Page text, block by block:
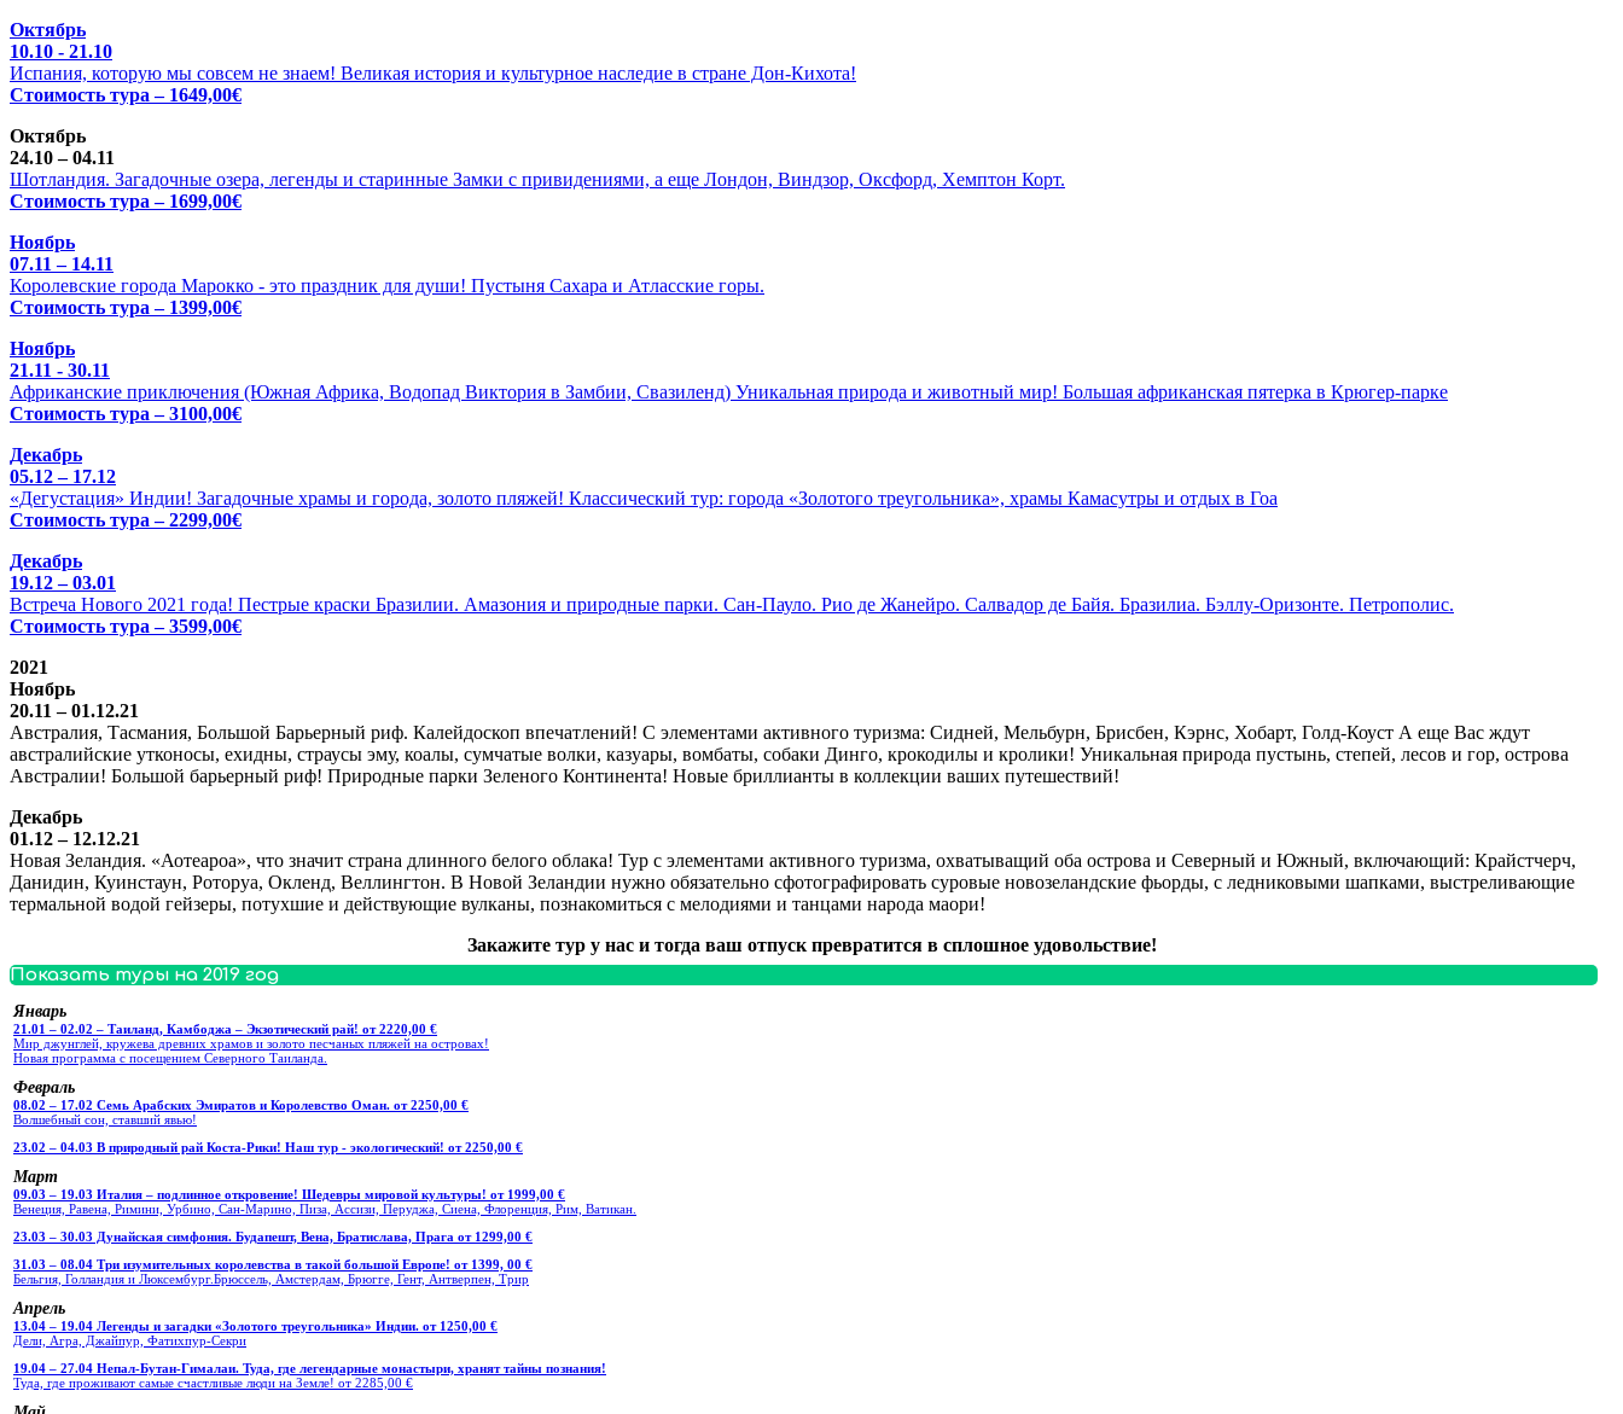
Октябрь
10.10 - 21.10
Испания, которую мы совсем не знаем! Великая история и культурное наследие в стране Дон-Кихота!
Стоимость тура – 1649,00€
Октябрь
24.10 – 04.11
Шотландия. Загадочные озера, легенды и старинные Замки с привидениями, а еще Лондон, Виндзор, Оксфорд, Хемптон Корт.
Стоимость тура – 1699,00€
Ноябрь
07.11 – 14.11
Королевские города Марокко - это праздник для души! Пустыня Сахара и Атласские горы.
Стоимость тура – 1399,00€
Ноябрь
21.11 - 30.11
Африканские приключения (Южная Африка, Водопад Виктория в Замбии, Свазиленд) Уникальная природа и животный мир! Большая африканская пятерка в Крюгер-парке
Стоимость тура – 3100,00€
Декабрь
05.12 – 17.12
«Дегустация» Индии! Загадочные храмы и города, золото пляжей! Классический тур: города «Золотого треугольника», храмы Камасутры и отдых в Гоа
Стоимость тура – 2299,00€
Декабрь
19.12 – 03.01
Встреча Нового 2021 года! Пестрые краски Бразилии. Амазония и природные парки. Сан-Пауло. Рио де Жанейро. Салвадор де Байя. Бразилиа. Бэллу-Оризонте. Петрополис.
Стоимость тура – 3599,00€
2021
Ноябрь
20.11 – 01.12.21
Австралия, Тасмания, Большой Барьерный риф. Калейдоскоп впечатлений! С элементами активного туризма: Сидней, Мельбурн, Брисбен, Кэрнс, Хобарт, Голд-Коуст А еще Вас ждут
австралийские утконосы, ехидны, страусы эму, коалы, сумчатые волки, казуары, вомбаты, собаки Динго, крокодилы и кролики! Уникальная природа пустынь, степей, лесов и гор, острова
Австралии! Большой барьерный риф! Природные парки Зеленого Континента! Новые бриллианты в коллекции ваших путешествий!
Декабрь
01.12 – 12.12.21
Новая Зеландия. «Аотеароа», что значит страна длинного белого облака! Тур с элементами активного туризма, охватыващий оба острова и Северный и Южный, включающий: Крайстчерч,
Данидин, Куинстаун, Роторуа, Окленд, Веллингтон. В Новой Зеландии нужно обязательно сфотографировать суровые новозеландские фьорды, с ледниковыми шапками, выстреливающие
термальной водой гейзеры, потухшие и действующие вулканы, познакомиться с мелодиями и танцами народа маори!
Закажите тур у нас и тогда ваш отпуск превратится в сплошное удовольствие!
Показать туры на 2019 год
Январь
21.01 – 02.02 – Таиланд, Камбоджа – Экзотический рай! от 2220,00 €
Мир джунглей, кружева древних храмов и золото песчаных пляжей на островах!
Новая программа с посещением Северного Таиланда.
Февраль
08.02 – 17.02 Семь Арабских Эмиратов и Королевство Оман. от 2250,00 €
Волшебный сон, ставший явью!
23.02 – 04.03 В природный рай Коста-Рики! Наш тур - экологический! от 2250,00 €
Март
09.03 – 19.03 Италия – подлинное откровение! Шедевры мировой культуры! от 1999,00 €
Венеция, Равена, Римини, Урбино, Сан-Марино, Пиза, Ассизи, Перуджа, Сиена, Флоренция, Рим, Ватикан.
23.03 – 30.03 Дунайская симфония. Будапешт, Вена, Братислава, Прага от 1299,00 €
31.03 – 08.04 Три изумительных королевства в такой большой Европе! от 1399, 00 €
Бельгия, Голландия и Люксембург.Брюссель, Амстердам, Брюгге, Гент, Антверпен, Трир
Апрель
13.04 – 19.04 Легенды и загадки «Золотого треугольника» Индии. от 1250,00 €
Дели, Агра, Джайпур, Фатихпур-Секри
19.04 – 27.04 Непал-Бутан-Гималаи. Туда, где легендарные монастыри, хранят тайны познания!
Туда, где проживают самые счастливые люди на Земле! от 2285,00 €